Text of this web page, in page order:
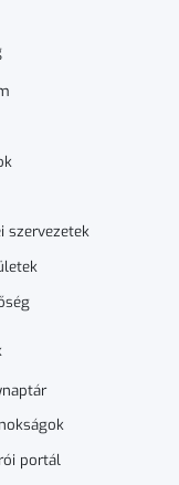
szervezetek
portál